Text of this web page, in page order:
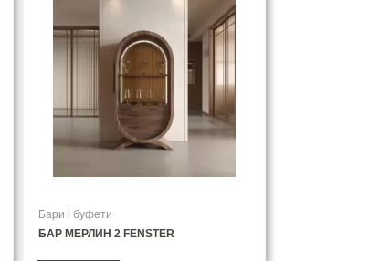
Бари і буфети
БАР МЕРЛИН 2 FENSTER